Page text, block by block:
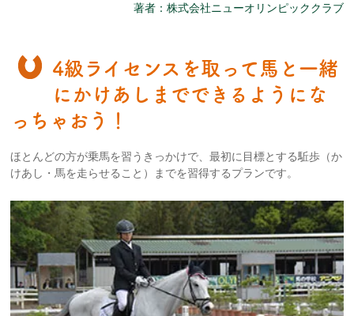
著者：株式会社ニューオリンピッククラブ
4級ライセンスを取って馬と一緒
にかけあしまでできるようにな
っちゃおう！
ほとんどの方が乗馬を習うきっかけで、最初に目標とする駈歩（か
けあし・馬を走らせること）までを習得するプランです。